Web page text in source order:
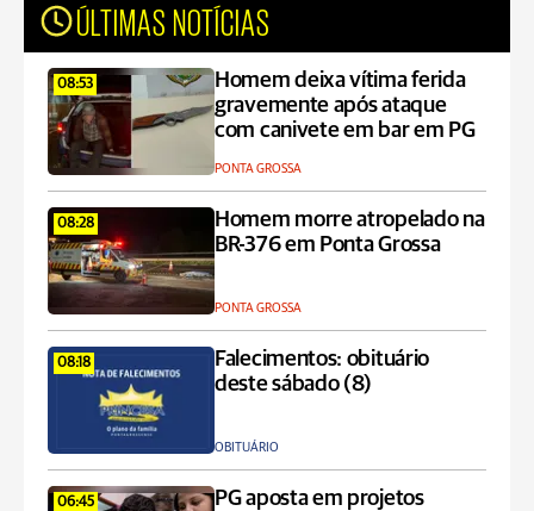
ÚLTIMAS NOTÍCIAS
08:53
Homem deixa vítima ferida
gravemente após ataque
com canivete em bar em PG
PONTA GROSSA
08:28
Homem morre atropelado na
BR-376 em Ponta Grossa
PONTA GROSSA
08:18
Falecimentos: obituário
deste sábado (8)
OBITUÁRIO
06:45
PG aposta em projetos